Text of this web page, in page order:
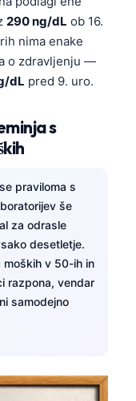
290 ng/dL ob 16.
nima enake
o zdravljenju —
dL pred 9. uro.
s
se praviloma s
še
za odrasle
desetletje.
v 50-ih in
razpona, vendar
ni samodejno